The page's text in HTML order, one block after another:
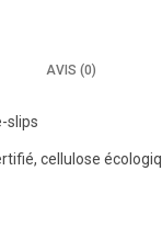
AVIS (0)
slips
cellulose